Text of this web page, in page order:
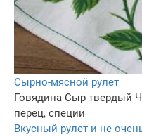
Сырно-мясной рулет
Говядина Сыр твердый
перец, специи
Вкусный рулет и не